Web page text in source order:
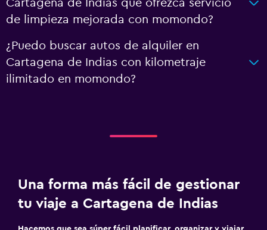
Cartagena de Indias que ofrezca servicio
de limpieza mejorada con momondo?
¿Puedo buscar autos de alquiler en
Cartagena de Indias con kilometraje
ilimitado en momondo?
Una forma más fácil de gestionar
tu viaje a Cartagena de Indias